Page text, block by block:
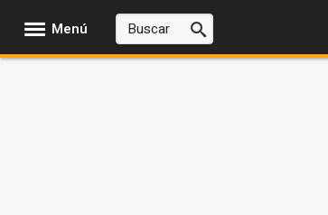
Menú